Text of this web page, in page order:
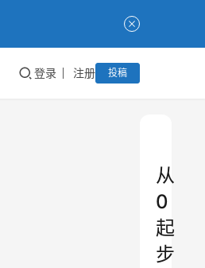
登录 注册 投稿
从
0
起
步